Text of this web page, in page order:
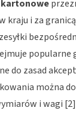
kartonowe
kraju i za
popularne
do zasad
można
i wagi